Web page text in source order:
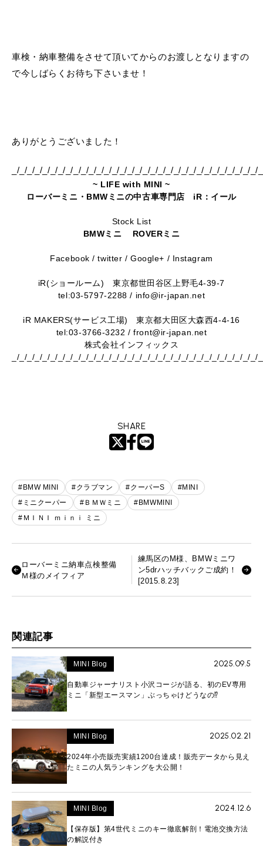
車検・納車整備をさせて頂いてからのお渡しとなりますの
で今しばらくお待ち下さいませ！
ありがとうございました！
_/_/_/_/_/_/_/_/_/_/_/_/_/_/_/_/_/_/_/_/_/_/_/_/_/_/_/_/_/_/_/_/
~ LIFE with MINI ~
ローバーミニ・BMWミニの中古車専門店 iR：イール
Stock List
BMWミニ
ROVERミニ
Facebook /twitter /Google+ / Instagram
iR(ショールーム)東京都世田谷区上野毛4-39-7
tel:03-5797-2288 / info@ir-japan.net
iR MAKERS(サービス工場)東京都大田区大森西4-4-16
tel:03-3766-3232 / front@ir-japan.net
株式会社インフィックス
_/_/_/_/_/_/_/_/_/_/_/_/_/_/_/_/_/_/_/_/_/_/_/_/_/_/_/_/_/_/_/
SHARE
#BMW MINI #クラブマン #クーパーS
#MINI
#ミニクーパー
#ＢＭＷミニ
#BMWMINI
#ＭＩＮＩ ｍｉｎｉ ミニ
ローバーミニ納車点検整備
Ｍ様のメイフィア
練馬区のM様、BMWミニワ
ン5drハッチバックご成約！
[2015.8.23]
関連記事
MINI Blog 2025.09.5
自動車ジャーナリスト小沢コージが語る、初のEV専用
ミニ「新型エースマン」ぶっちゃけどうなの⁉︎
MINI Blog 2025.02.21
2024年小売販売実績1200台達成！販売データから見え
たミニの人気ランキングを大公開！
MINI Blog 2024.12.6
【保存版】第4世代ミニのキー徹底解剖！電池交換方法
の解説付き